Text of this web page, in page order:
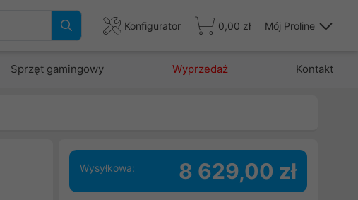
Konfigurator 0,00 zł Mój Proline
Sprzęt gamingowy Wyprzedaż Kontakt
Wysyłkowa: 8 629,00 zł